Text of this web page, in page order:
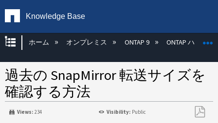
Knowledge Base
グローバル階層を展開/折りたたむ
ホーム オンプレミス ONTAP 9 ONTAP ハード
過去の SnapMirror 転送サイズを
確認する方法
Views: 234 Visibility: Public